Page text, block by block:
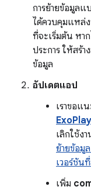
การย้ายข้อมูลแ
ได้ควบคุมแหล่ง
ที่จะเริ่มต้น หา
ประการ ให้สร้า
ข้อมูล
อัปเดตแอป
เราขอแ
เลิกใช้ง
ย้ายข้อมู
เวอร์ชัน
เพิ่ม